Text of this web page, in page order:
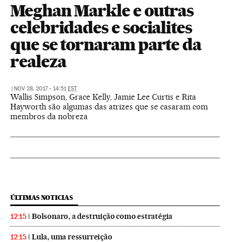
Meghan Markle e outras
celebridades e socialites
que se tornaram parte da
realeza
| NOV 28, 2017 - 14:51EST
Wallis Simpson, Grace Kelly, Jamie Lee Curtis e Rita
Hayworth são algumas das atrizes que se casaram com
membros da nobreza
ÚLTIMAS NOTICIAS
12:15 Bolsonaro, a destruição como estratégia
12:15 Lula, uma ressurreição